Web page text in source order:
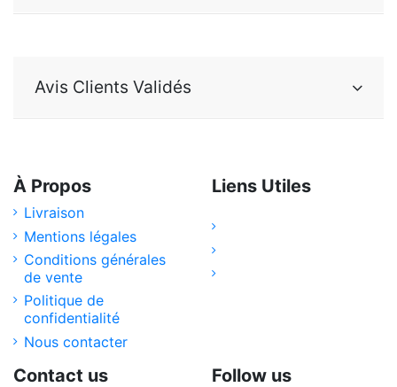
Avis Clients Validés
À Propos
Livraison
Mentions légales
Conditions générales
de vente
Politique de
confidentialité
Nous contacter
Liens Utiles
Contact us Follow us